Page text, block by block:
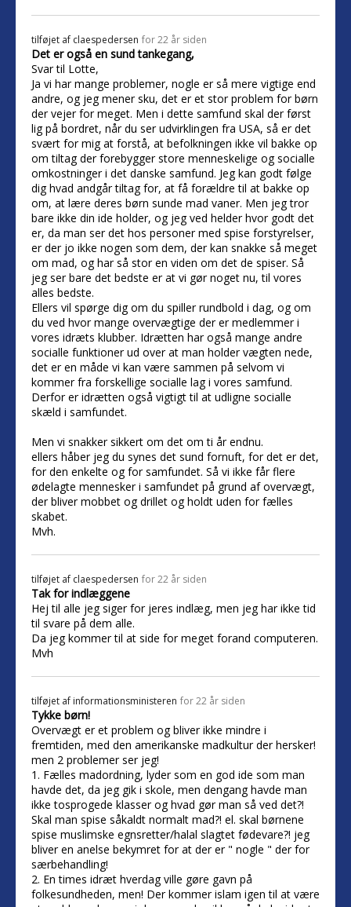
tilføjet af claespedersen for 22 år siden
Det er også en sund tankegang,
Svar til Lotte,
Ja vi har mange problemer, nogle er så mere vigtige end
andre, og jeg mener sku, det er et stor problem for børn
der vejer for meget. Men i dette samfund skal der først
lig på bordret, når du ser udvirklingen fra USA, så er det
svært for mig at forstå, at befolkningen ikke vil bakke op
om tiltag der forebygger store menneskelige og socialle
omkostninger i det danske samfund. Jeg kan godt følge
dig hvad andgår tiltag for, at få forældre til at bakke op
om, at lære deres børn sunde mad vaner. Men jeg tror
bare ikke din ide holder, og jeg ved helder hvor godt det
er, da man ser det hos personer med spise forstyrelser,
er der jo ikke nogen som dem, der kan snakke så meget
om mad, og har så stor en viden om det de spiser. Så
jeg ser bare det bedste er at vi gør noget nu, til vores
alles bedste.
Ellers vil spørge dig om du spiller rundbold i dag, og om
du ved hvor mange overvægtige der er medlemmer i
vores idræts klubber. Idrætten har også mange andre
socialle funktioner ud over at man holder vægten nede,
det er en måde vi kan være sammen på selvom vi
kommer fra forskellige socialle lag i vores samfund.
Derfor er idrætten også vigtigt til at udligne socialle
skæld i samfundet.
Men vi snakker sikkert om det om ti år endnu.
ellers håber jeg du synes det sund fornuft, for det er det,
for den enkelte og for samfundet. Så vi ikke får flere
ødelagte mennesker i samfundet på grund af overvægt,
der bliver mobbet og drillet og holdt uden for fælles
skabet.
Mvh.
tilføjet af claespedersen for 22 år siden
Tak for indlæggene
Hej til alle jeg siger for jeres indlæg, men jeg har ikke tid
til svare på dem alle.
Da jeg kommer til at side for meget forand computeren.
Mvh
tilføjet af informationsministeren for 22 år siden
Tykke børn!
Overvægt er et problem og bliver ikke mindre i
fremtiden, med den amerikanske madkultur der hersker!
men 2 problemer ser jeg!
1. Fælles madordning, lyder som en god ide som man
havde det, da jeg gik i skole, men dengang havde man
ikke tosprogede klasser og hvad gør man så ved det?!
Skal man spise såkaldt normalt mad?! el. skal børnene
spise muslimske egnsretter/halal slagtet fødevare?! jeg
bliver en anelse bekymret for at der er " nogle " der for
særbehandling!
2. En times idræt hverdag ville gøre gavn på
folkesundheden, men! Der kommer islam igen til at være